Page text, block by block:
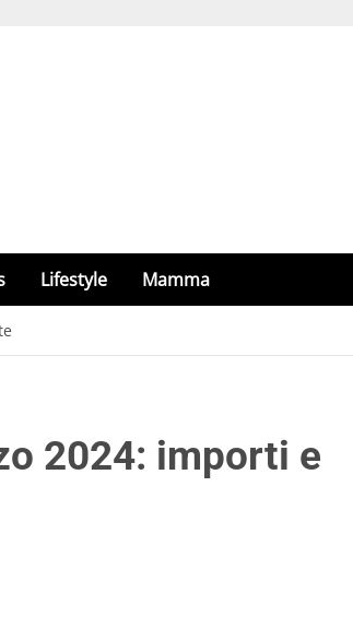
Lifestyle Mamma
2024: importi e